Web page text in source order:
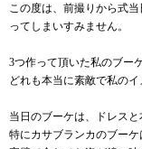
この度は、前撮りから式
ってしまいすみません。
3つ作って頂いた私のブー
どれも本当に素敵で私の
当日のブーケは、ドレス
特にカサブランカのブー